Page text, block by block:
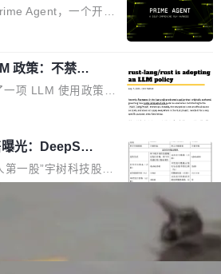
面向智能硬件产业
专家与资深技术顾
、设备适配、芯片适
容性测评及统一互联
交流，帮助企业进一
影响。从检测到完全
2026 年 8 月的第六
服务相关。 Git
论中贴出了一组数
。现在，每周
亿次。GitHub...
AGI 3 超越人类
Agent，一个开源
心设计围绕两个抽
Model（RLM）和 C
AGI 3 基准测试
的组合达到了 95.
ARC 报告的人类专
coding agent 包装
面上大多数 coding
agent harness 的设
—...
政策：不禁
不是你写的
项 LLM 使用政策，
库的代码贡献。这不
前由五个团队采纳，
关于 AI 辅助贡献最
心只有一句话：LLM
、建议，但不能用来
变更，除非作者本身
光：DeepSe
36 个月
一股”宇树科技股份
及战略配售结果，杭
树科技战略配售对
修复多次传递同